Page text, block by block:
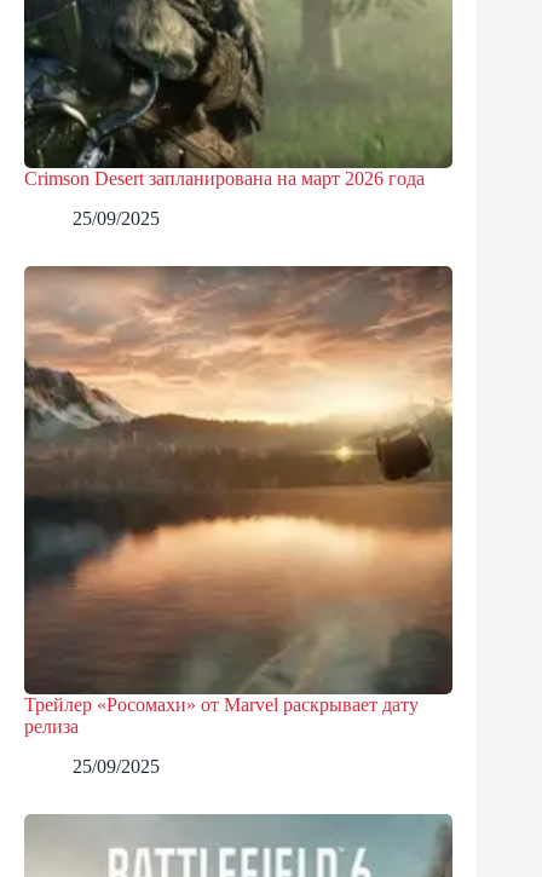
Crimson Desert запланирована на март 2026 года
25/09/2025
Трейлер «Росомахи» от Marvel раскрывает дату
релиза
25/09/2025